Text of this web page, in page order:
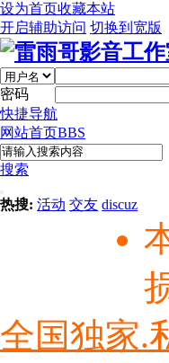
设为首页收藏本站
开启辅助访问 切换到宽版
密码
快捷导航
网站首页BBS
搜索
热搜: 活动 交友 discuz
全国独家.